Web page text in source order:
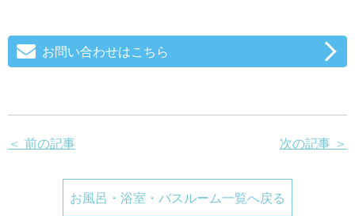
お問い合わせはこちら
＜ 前の記事 次の記事 ＞
お風呂・浴室・バスルーム一覧へ戻る